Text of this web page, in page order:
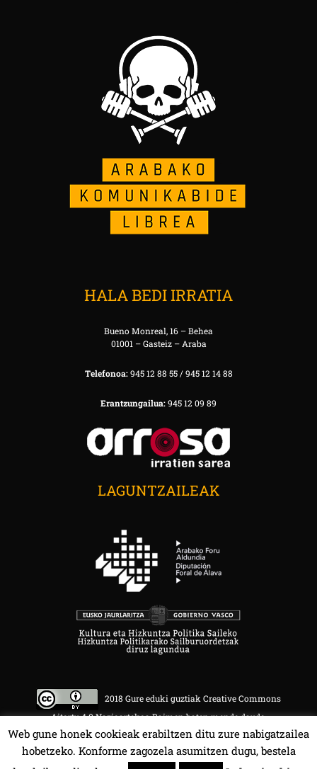
HALA BEDI IRRATIA
Bueno Monreal, 16 – Behea
01001 – Gasteiz – Araba
Telefonoa:945 12 88 55 / 945 12 14 88
Erantzungailua:945 12 09 89
LAGUNTZAILEAK
2018 Gure eduki guztiak Creative Commons
Aitortu 4.0 Nazioartekoa Baimen baten mende daude.
Web gune honek cookieak erabiltzen ditu zure nabigatzailea
hobetzeko. Konforme zagozela asumitzen dugu, bestela